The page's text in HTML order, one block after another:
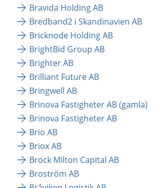
Bravida Holding AB
Bredband2 i Skandinavien AB
Bricknode Holding AB
BrightBid Group AB
Brighter AB
Brilliant Future AB
Bringwell AB
Brinova Fastigheter AB (gamla)
Brinova Fastigheter AB
Brio AB
Briox AB
Brock Milton Capital AB
Broström AB